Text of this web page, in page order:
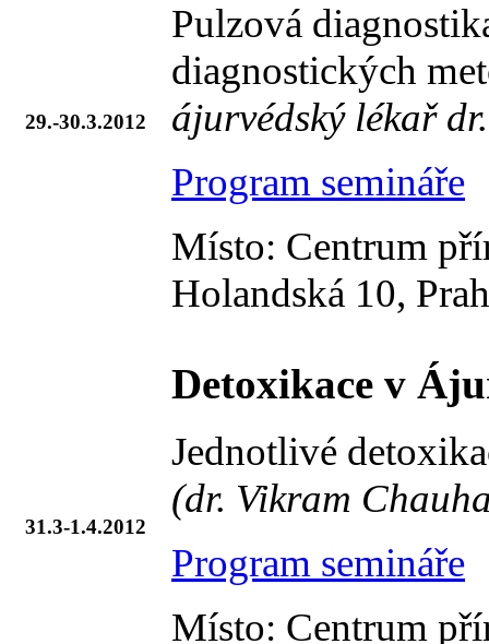
29.-30.3.2012
Pulzová
diagnostických
ájurvédský lékař
Program semináře
Místo: Centrum
Holandská 10,
31.3-1.4.2012
Detoxikace v
Jednotlivé
(dr. Vikram
Program semináře
Místo: Centrum